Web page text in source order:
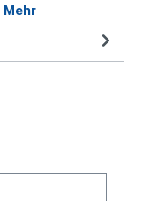
Mehr